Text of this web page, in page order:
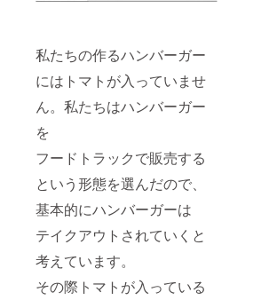
私たちの作るハンバーガー
にはトマトが入っていませ
ん。私たちはハンバーガー
を
フードトラックで販売する
という形態を選んだので、
基本的にハンバーガーは
テイクアウトされていくと
考えています。
その際トマトが入っている